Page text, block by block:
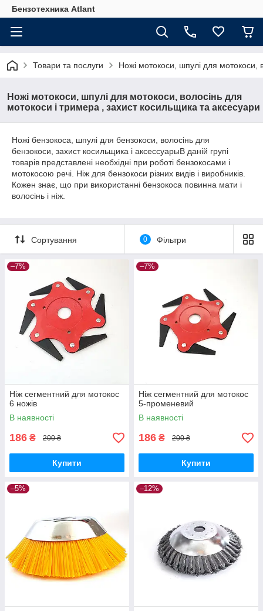
Бензотехника Atlant
Товари та послуги Ножі мотокоси, шпулі для мотокоси,
Ножі мотокоси, шпулі для мотокоси, волосінь для
мотокоси і тримера , захист косильщика та аксесуари
Ножі бензокоса, шпулі для бензокоси, волосінь для
бензокоси, захист косильщика і аксессуарыВ даній групі
товарів представлені необхідні при роботі бензокосами і
мотокосою речі. Ніж для бензокоси різних видів і виробників.
Кожен знає, що при використанні бензокоса повинна мати і
волосінь і ніж.
Сортування 0 Фільтри
–7%
Ніж сегментний для мотокос
6 ножів
В наявності
186 ₴ 200 ₴
Купити
–7%
Ніж сегментний для мотокос
5-променевий
В наявності
186 ₴ 200 ₴
Купити
–5% –12%